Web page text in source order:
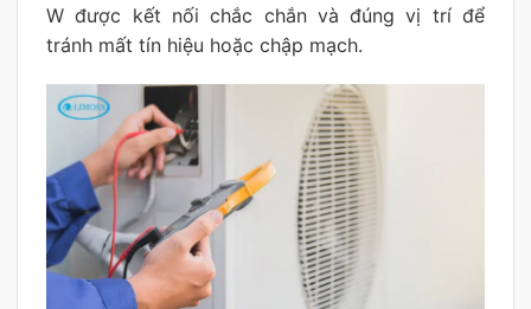
W được kết nối chắc chắn và đúng vị trí để
tránh mất tín hiệu hoặc chập mạch.